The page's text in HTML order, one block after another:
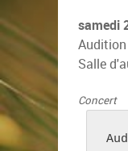
samedi
Salle
Concert